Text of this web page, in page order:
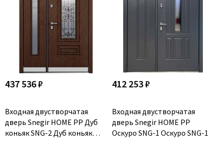
437 536 ₽
Входная двустворчатая
дверь Snegir HOME PP Дуб
коньяк SNG-2 Дуб коньяк
412 253 ₽
Входная двустворчатая
дверь Snegir HOME PP
Оскуро SNG-1 Оскуро SNG-1